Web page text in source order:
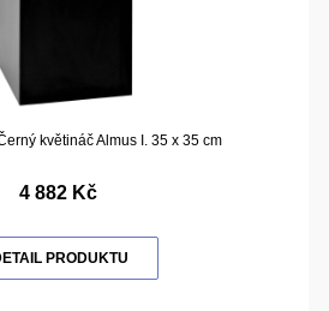
květináč Almus I. 35 x 35 cm
4 882 Kč
PRODUKTU